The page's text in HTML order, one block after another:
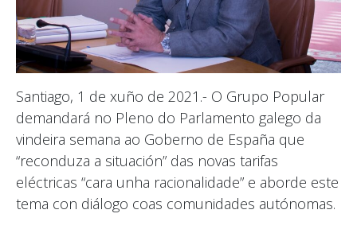
Santiago, 1 de xuño de 2021.- O Grupo Popular
demandará no Pleno do Parlamento galego da
vindeira semana ao Goberno de España que
“reconduza a situación” das novas tarifas
eléctricas “cara unha racionalidade” e aborde este
tema con diálogo coas comunidades autónomas.